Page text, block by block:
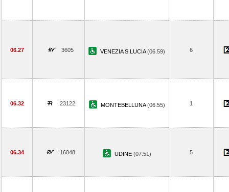
06.27 3605 VENEZIA S.LUCIA(06.59) 6
06.32 23122 MONTEBELLUNA(06.55) 1
06.34 16048 UDINE (07.51) 5